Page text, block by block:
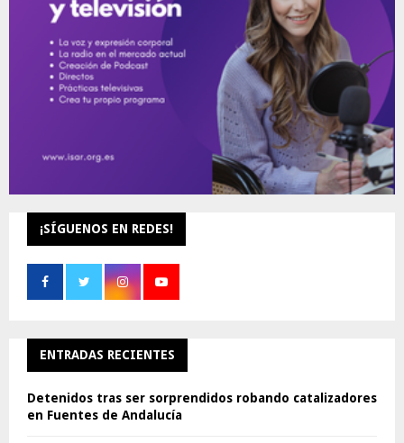
¡SÍGUENOS EN REDES!
ENTRADAS RECIENTES
Detenidos tras ser sorprendidos robando catalizadores
en Fuentes de Andalucía